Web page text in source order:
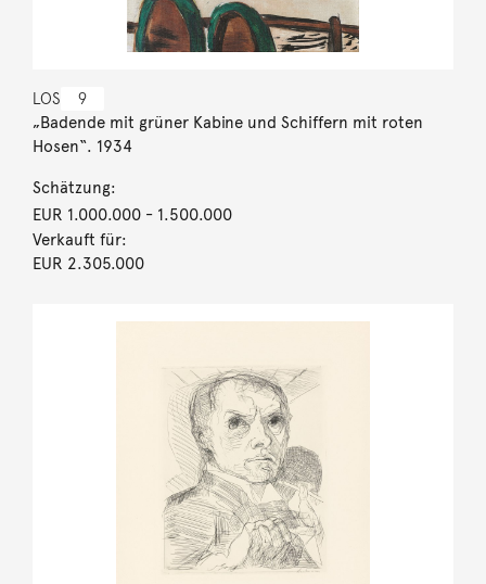
LOS 9
„Badende mit grüner Kabine und Schiffern mit roten
Hosen“. 1934
Schätzung:
EUR 1.000.000- 1.500.000
Verkauft für:
EUR 2.305.000